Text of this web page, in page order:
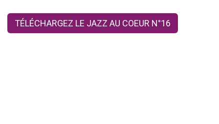
TÉLÉCHARGEZ LE JAZZ AU COEUR N°16